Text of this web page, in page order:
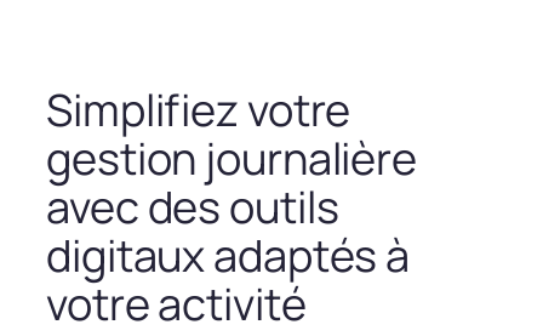
Simplifiez votre
gestion journalière
avec des outils
digitaux adaptés à
votre activité